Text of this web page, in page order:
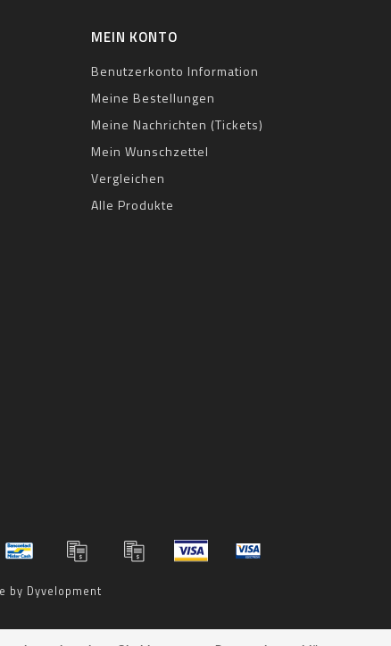
MEIN KONTO
Benutzerkonto Information
Meine Bestellungen
Meine Nachrichten (Tickets)
Mein Wunschzettel
Vergleichen
Alle Produkte
by Dyvelopment